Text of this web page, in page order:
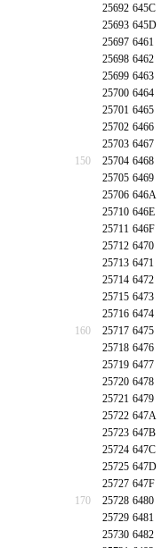
25692 645C
25693 645D
25697 6461
25698 6462
25699 6463
25700 6464
25701 6465
25702 6466
25703 6467
150
25704 6468
25705 6469
25706 646A
25710 646E
25711 646F
25712 6470
25713 6471
25714 6472
25715 6473
25716 6474
160
25717 6475
25718 6476
25719 6477
25720 6478
25721 6479
25722 647A
25723 647B
25724 647C
25725 647D
25727 647F
170
25728 6480
25729 6481
25730 6482